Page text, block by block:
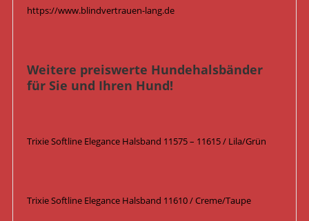
https://www.blindvertrauen-lang.de
Weitere preiswerte Hundehalsbänder
für Sie und Ihren Hund!
Trixie Softline Elegance Halsband 11575 – 11615 / Lila/Grün
Trixie Softline Elegance Halsband 11610 / Creme/Taupe